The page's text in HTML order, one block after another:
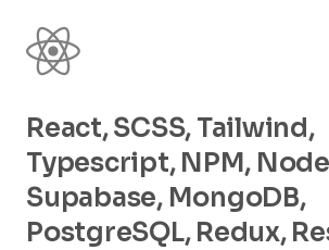
React, SCSS, Tailwind,
Typescript, NPM,
Supabase, MongoDB,
PostgreSQL, Redux,